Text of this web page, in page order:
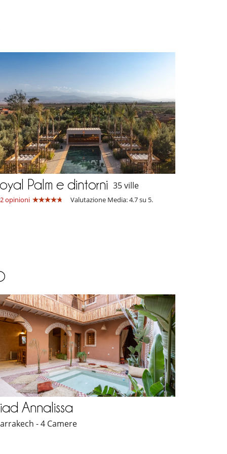
Palm e dintorni 35 ville
opinioni Valutazione Media: 4.7 su 5.
Annalissa
- 4 Camere